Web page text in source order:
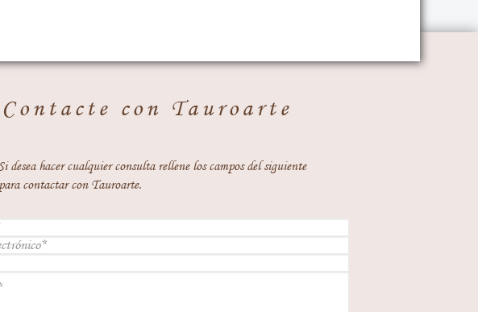
Contacte con Tauroarte
desea hacer cualquier consulta rellene los campos del siguiente
contactar con Tauroarte.